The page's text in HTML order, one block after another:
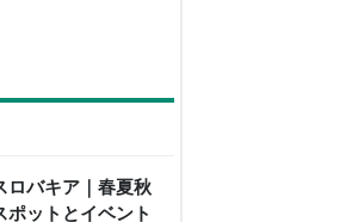
ロバキア｜春夏秋
ポットとイベント